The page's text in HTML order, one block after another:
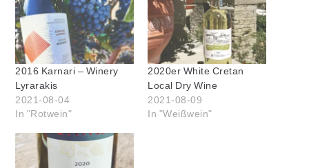
2016 Karnari – Winery
Lyrarakis
2021-08-04
In "Rotwein"
2020er White Cretan
Local Dry Wine
2021-08-09
In "Weißwein"